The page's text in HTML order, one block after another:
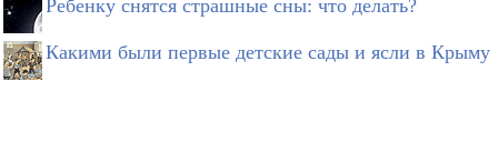
Ребенку снятся страшные сны: что делать?
Какими были первые детские сады и ясли в Крыму